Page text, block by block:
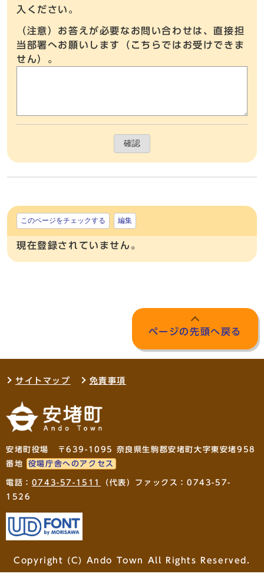
入ください。
（注意）お答えが必要なお問い合わせは、直接担
当部署へお願いします（こちらではお受けできま
せん）。
確認
このページをチェックする 編集
現在登録されていません。
ページの先頭へ戻る
サイトマップ 免責事項
安堵町役場 〒639-1095 奈良県生駒郡安堵町大字東安堵958
番地
役場庁舎へのアクセス
電話： 0743-57-1511
（代表）ファックス：0743-57-
1526
Copyright (C) Ando Town All Rights Reserved.